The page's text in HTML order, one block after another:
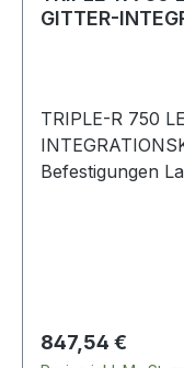
GITTER-
TRIPLE-R 750
Befestigungen
enthält
Regulärer Preis:
847,54 €